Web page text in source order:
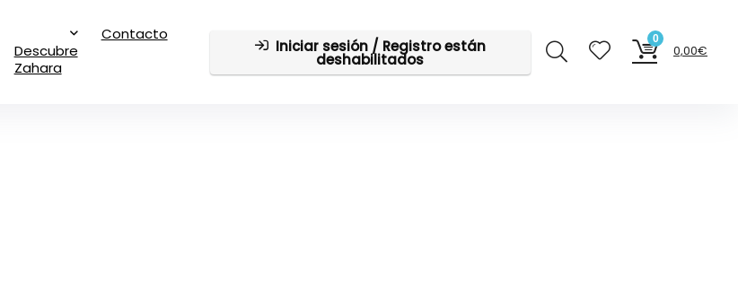
Descubre
Zahara
Contacto
Iniciar sesión / Registro están
deshabilitados
0
0,00€